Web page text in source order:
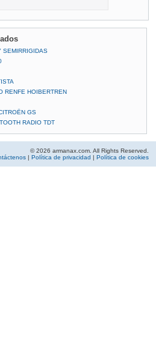
SEMIRRIGIDAS
RENFE HOIBERTREN
GS
RADIO TDT
© 2026 armanax.com. All Rights Reserved.
| Política de privacidad | Política de cookies